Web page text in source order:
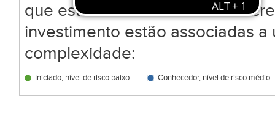
que estão a analisar ou a
investimento estão associadas
complexidade:
Iniciado, nível de risco baixo Conhecedor, nível de risco médio